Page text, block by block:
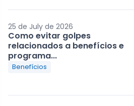
25 de July de 2026
Como evitar golpes
relacionados a benefícios e
programa...
Benefícios